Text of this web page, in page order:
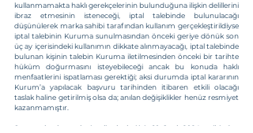
kullanmamakta haklı gerekçelerinin bulunduğuna ilişkin delillerini
ibraz etmesinin isteneceği, iptal talebinde bulunulacağı
düşünülerek marka sahibi tarafından kullanım gerçekleştirildiyse
iptal talebinin Kuruma sunulmasından önceki geriye dönük son
üç ay içerisindeki kullanımın dikkate alınmayacağı, iptal talebinde
bulunan kişinin talebin Kuruma iletilmesinden önceki bir tarihte
hüküm doğurmasını isteyebileceği ancak bu konuda haklı
menfaatlerini ispatlaması gerektiği; aksi durumda iptal kararının
Kurum’a yapılacak başvuru tarihinden itibaren etkili olacağı
taslak haline getirilmiş olsa da; anılan değişiklikler henüz resmiyet
kazanmamıştır.
Sonuç olarak, marka iptali talepleri için 10 Ocak 2024 tarihinden